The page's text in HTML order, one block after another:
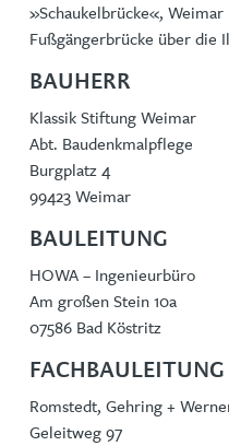
»Schaukelbrücke«, Weimar
Fußgängerbrücke über die
BAUHERR
Klassik Stiftung Weimar
Abt. Baudenkmalpflege
Burgplatz 4
99423 Weimar
BAULEITUNG
HOWA – Ingenieurbüro
Am großen Stein 10a
07586 Bad Köstritz
Romstedt, Gehring +
Geleitweg 97